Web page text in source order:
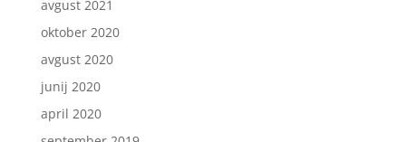
avgust 2021
oktober 2020
avgust 2020
junij 2020
april 2020